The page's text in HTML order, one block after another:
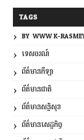
TAGS
BY: WWW.K-
ទេសចរណ៍
ព័ត៌មានកីឡា
ព័ត៌មានជាតិ
ព័ត៌មានសន្តិសុខ
ព័ត៌មានសេដ្ឋកិច្ច